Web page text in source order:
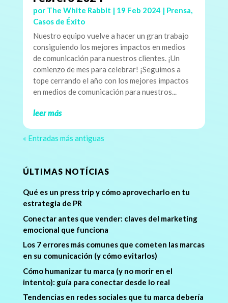
por The White Rabbit | 19 Feb 2024 | Prensa,
Casos de Éxito
Nuestro equipo vuelve a hacer un gran trabajo
consiguiendo los mejores impactos en medios
de comunicación para nuestros clientes. ¡Un
comienzo de mes para celebrar! ¡Seguimos a
tope cerrando el año con los mejores impactos
en medios de comunicación para nuestros...
leer más
« Entradas más antiguas
ÚLTIMAS NOTÍCIAS
Qué es un press trip y cómo aprovecharlo en tu
estrategia de PR
Conectar antes que vender: claves del marketing
emocional que funciona
Los 7 errores más comunes que cometen las marcas
en su comunicación (y cómo evitarlos)
Cómo humanizar tu marca (y no morir en el
intento): guía para conectar desde lo real
Tendencias en redes sociales que tu marca debería